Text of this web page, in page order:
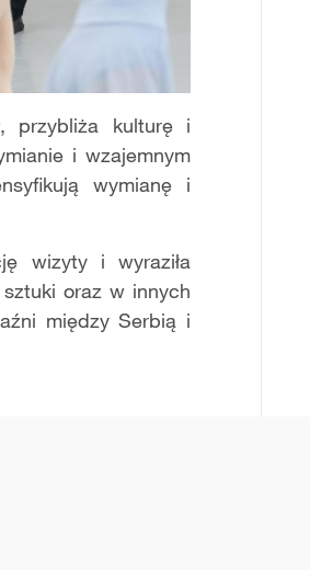
przybliża kulturę i
i wzajemnym
wymianę i
wizyty i wyraziła
oraz w innych
między Serbią i